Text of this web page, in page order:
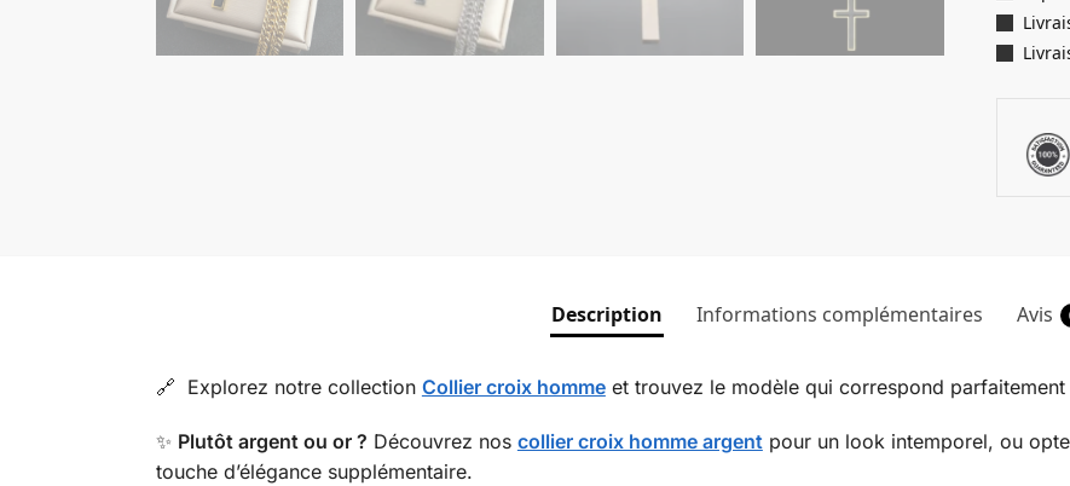
Description Informations complémentaires Avis
🔗 Explorez notre collection Collier croix hommeet trouvez le modèle qui correspond
✨ Plutôt argent ou or ? Découvrez nos collier croix homme argent pour un look intemporel, ou
touche d’élégance supplémentaire.